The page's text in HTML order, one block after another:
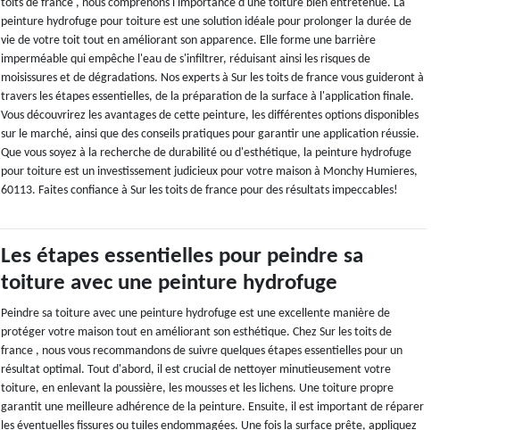
toits de france , nous comprenons l'importance d'une toiture bien entretenue. La
peinture hydrofuge pour toiture est une solution idéale pour prolonger la durée de
vie de votre toit tout en améliorant son apparence. Elle forme une barrière
imperméable qui empêche l'eau de s'infiltrer, réduisant ainsi les risques de
moisissures et de dégradations. Nos experts à Sur les toits de france vous guideront à
travers les étapes essentielles, de la préparation de la surface à l'application finale.
Vous découvrirez les avantages de cette peinture, les différentes options disponibles
sur le marché, ainsi que des conseils pratiques pour garantir une application réussie.
Que vous soyez à la recherche de durabilité ou d'esthétique, la peinture hydrofuge
pour toiture est un investissement judicieux pour votre maison à Monchy Humieres,
60113. Faites confiance à Sur les toits de france pour des résultats impeccables!
Les étapes essentielles pour peindre sa
toiture avec une peinture hydrofuge
Peindre sa toiture avec une peinture hydrofuge est une excellente manière de
protéger votre maison tout en améliorant son esthétique. Chez Sur les toits de
france , nous vous recommandons de suivre quelques étapes essentielles pour un
résultat optimal. Tout d'abord, il est crucial de nettoyer minutieusement votre
toiture, en enlevant la poussière, les mousses et les lichens. Une toiture propre
garantit une meilleure adhérence de la peinture. Ensuite, il est important de réparer
les éventuelles fissures ou tuiles endommagées. Une fois la surface prête, appliquez